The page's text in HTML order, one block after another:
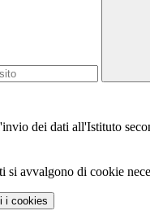
dei dati all'Istituto
si avvalgono di cookie
i cookies